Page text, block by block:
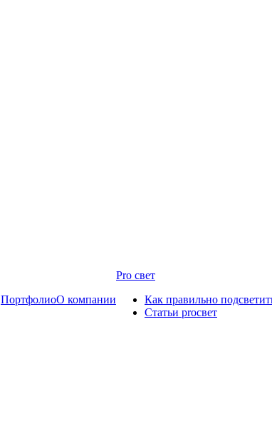
ПортфолиоО компании
Pro свет
Как правильно
Статьи proсвет